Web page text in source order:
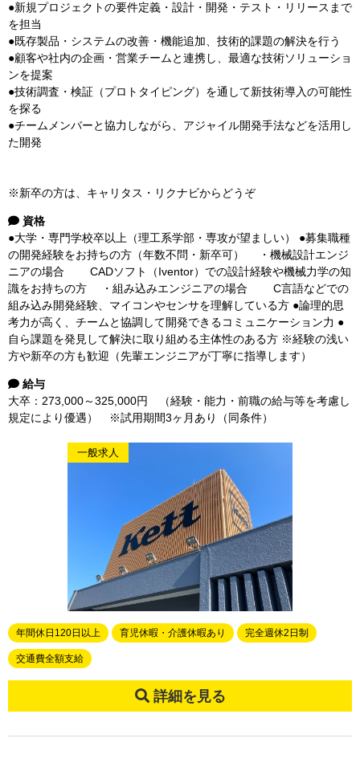
●新規プロジェクトの要件定義・設計・開発・テスト・リリースまで
を担当
●既存製品・システムの改善・機能追加、技術的課題の解決を行う
●顧客や社内の企画・営業チームと連携し、最適な技術ソリューショ
ンを提案
●技術調査・検証（プロトタイピング）を通して新技術導入の可能性
を探る
●チームメンバーと協力しながら、アジャイル開発手法などを活用し
た開発
※新卒の方は、キャリタス・リクナビからどうぞ
資格
●大学・専門学校卒以上（理工系学部・専攻が望ましい） ●募集職種
の開発経験をお持ちの方（年数不問・新卒可） ・機械設計エンジ
ニアの場合 CADソフト（Iventor）での設計経験や機械力学の知
識をお持ちの方 ・組み込みエンジニアの場合 C言語などでの
組み込み開発経験、マイコンやセンサを理解している方 ●論理的思
考力が高く、チームと協調して開発できるコミュニケーション力 ●
自ら課題を発見して解決に取り組める主体性のある方 ※経験の浅い
方や新卒の方も歓迎（先輩エンジニアが丁寧に指導します）
給与
大卒：273,000～325,000円 （経験・能力・前職の給与等を考慮し
規定により優遇） ※試用期間3ヶ月あり（同条件）
一般求人
年間休日120日以上 育児休暇・介護休暇あり 完全週休2日制
交通費全額支給
詳細を見る